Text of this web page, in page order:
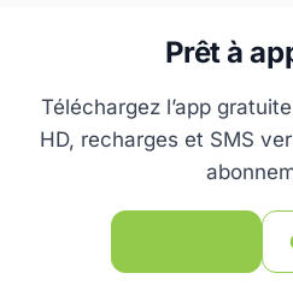
Prêt à
Téléchargez l’app
HD, recharges et SMS